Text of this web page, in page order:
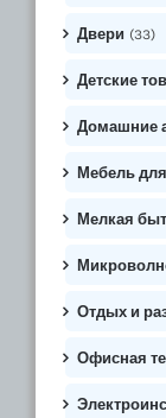
Двери (33)
Детские
Домашние
Мебель
Мелкая
Отдых и
Офисная